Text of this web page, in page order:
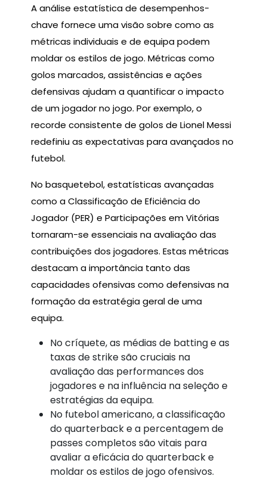
A análise estatística de desempenhos-
chave fornece uma visão sobre como as
métricas individuais e de equipa podem
moldar os estilos de jogo. Métricas como
golos marcados, assistências e ações
defensivas ajudam a quantificar o impacto
de um jogador no jogo. Por exemplo, o
recorde consistente de golos de Lionel Messi
redefiniu as expectativas para avançados no
futebol.
No basquetebol, estatísticas avançadas
como a Classificação de Eficiência do
Jogador (PER) e Participações em Vitórias
tornaram-se essenciais na avaliação das
contribuições dos jogadores. Estas métricas
destacam a importância tanto das
capacidades ofensivas como defensivas na
formação da estratégia geral de uma
equipa.
No críquete, as médias de batting e as
taxas de strike são cruciais na
avaliação das performances dos
jogadores e na influência na seleção e
estratégias da equipa.
No futebol americano, a classificação
do quarterback e a percentagem de
passes completos são vitais para
avaliar a eficácia do quarterback e
moldar os estilos de jogo ofensivos.